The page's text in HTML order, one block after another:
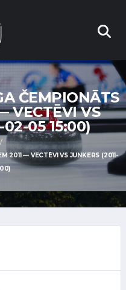
ČEMPIONĀTS
VECTĒVI VS
02-05 15:00)
2011 — VECTĒVI VS JUNKERS (2011-